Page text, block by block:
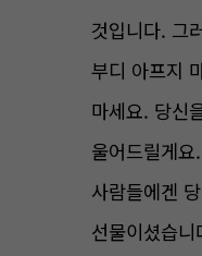
것입니다. 그
부디 아프지
마세요. 당신
울어드릴게
사람들에겐
선물이셨습